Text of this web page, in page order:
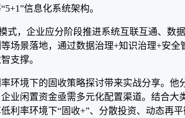
信息化系统架构。
式，企业应分阶段推进系统互联互通、数
场景落地，通过数据治理+知识治理+安
支撑。
环境下的固收策略探讨带来实战分享。他
业闲置资金亟需多元化配置渠道。结合大
利率环境下“固收+”、分散投资、动态再